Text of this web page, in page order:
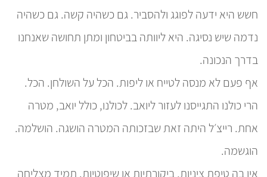
חשש היא ידעה לפוגג ולהסביר. גם כשהיה קשה. גם כשהיה
נדמה שיש נסיגה. היא ליוותה בביטחון ומתן תחושה שאנחנו
בדרך הנכונה.
אף פעם לא מנסה לטייח או ליפות. הכל על השולחן. הכל.
הרי כולנו התגייסנו לעזור ליואב. לכולנו, כולל יואב, מטרה
אחת. רייצ׳ל היתה זאת שבזכותה המטרה הושגה. הושלמה.
הוגשמה.
אין בה טיפת ציניות, ביקורתיות או שיפוטיות. תמיד מצליחה